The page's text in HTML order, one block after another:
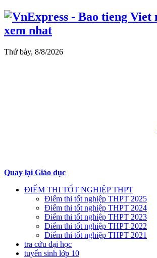
Thứ bảy, 8/8/2026
Quay lại Giáo dục
ĐIỂM THI TỐT NGHIỆP THPT
Điểm thi tốt nghiệp THPT 2025
Điểm thi tốt nghiệp THPT 2024
Điểm thi tốt nghiệp THPT 2023
Điểm thi tốt nghiệp THPT 2022
Điểm thi tốt nghiệp THPT 2021
tra cứu đại học
tuyển sinh lớp 10